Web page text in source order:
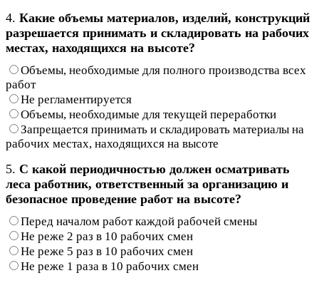
4. Какие объемы материалов, изделий, конструкций
разрешается принимать и складировать на рабочих
местах, находящихся на высоте?
Объемы, необходимые для полного производства всех
работ
Не регламентируется
Объемы, необходимые для текущей переработки
Запрещается принимать и складировать материалы на
рабочих местах, находящихся на высоте
5. С какой периодичностью должен осматривать
леса работник, ответственный за организацию и
безопасное проведение работ на высоте?
Перед началом работ каждой рабочей смены
Не реже 2 раз в 10 рабочих смен
Не реже 5 раз в 10 рабочих смен
Не реже 1 раза в 10 рабочих смен